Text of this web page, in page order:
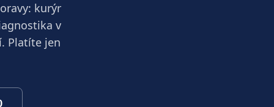
kurýr
v
Platíte jen